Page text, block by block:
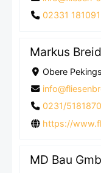
02331 181091
Markus
Obere
0231/5181870
https://
MD Bau